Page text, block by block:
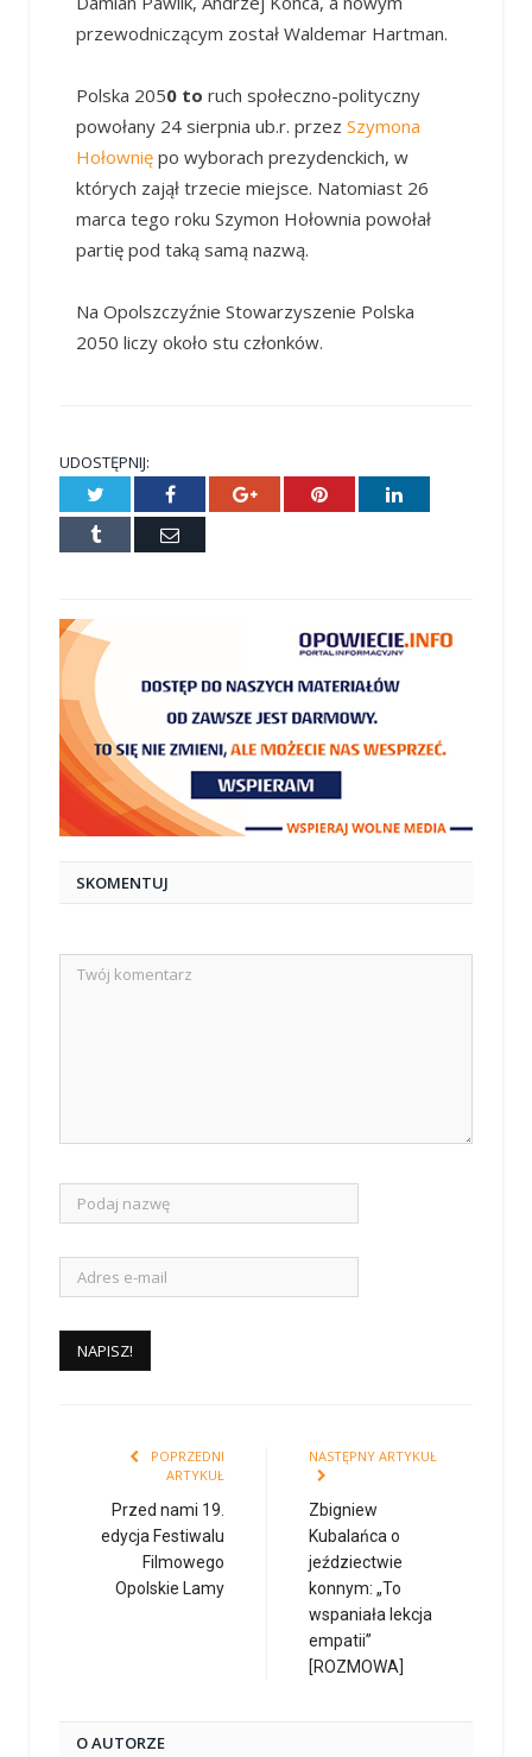
przewodniczącym został Waldemar Hartman.
Polska 2050 to ruch społeczno-polityczny
powołany 24 sierpnia ub.r. przez Szymona
Hołowniępo wyborach prezydenckich, w
których zajął trzecie miejsce. Natomiast 26
marca tego roku Szymon Hołownia powołał
partię pod taką samą nazwą.
Na Opolszczyźnie Stowarzyszenie Polska
2050 liczy około stu członków.
UDOSTĘPNIJ:
Twitter Facebook Google+ Pinterest LinkedIn
Tumblr
E-
SKOMENTUJ
POPRZEDNI
ARTYKUŁ
Przed nami 19.
edycja Festiwalu
Filmowego
Opolskie Lamy
NASTĘPNY ARTYKUŁ
Zbigniew
Kubalańca o
jeździectwie
konnym: „To
wspaniała lekcja
empatii”
[ROZMOWA]
O AUTORZE